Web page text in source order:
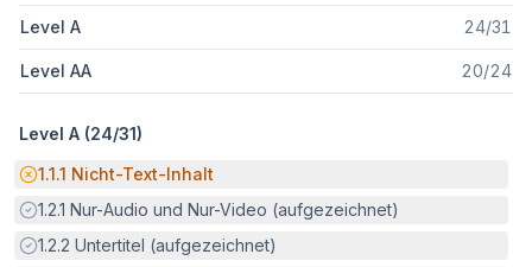
Level A 24/31
Level AA 20/24
Level A (24/31)
Potenzielle Barriere:
1.1.1 Nicht-Text-Inhalt
Erfüllt:
1.2.1 Nur-Audio und Nur-Video (aufgezeichnet)
Erfüllt:
1.2.2 Untertitel (aufgezeichnet)